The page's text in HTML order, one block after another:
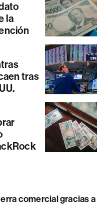
la
tras
comercial gracias a